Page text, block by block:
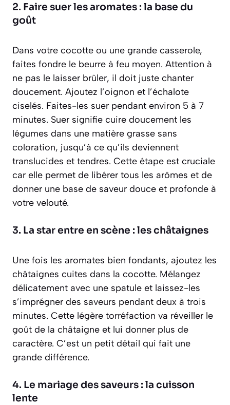
2. Faire suer les aromates : la base du
goût
Dans votre cocotte ou une grande casserole,
faites fondre le beurre à feu moyen. Attention à
ne pas le laisser brûler, il doit juste chanter
doucement. Ajoutez l’oignon et l’échalote
ciselés. Faites-les suer pendant environ 5 à 7
minutes. Suer signifie cuire doucement les
légumes dans une matière grasse sans
coloration, jusqu’à ce qu’ils deviennent
translucides et tendres. Cette étape est cruciale
car elle permet de libérer tous les arômes et de
donner une base de saveur douce et profonde à
votre velouté.
3. La star entre en scène : les châtaignes
Une fois les aromates bien fondants, ajoutez les
châtaignes cuites dans la cocotte. Mélangez
délicatement avec une spatule et laissez-les
s’imprégner des saveurs pendant deux à trois
minutes. Cette légère torréfaction va réveiller le
goût de la châtaigne et lui donner plus de
caractère. C’est un petit détail qui fait une
grande différence.
4. Le mariage des saveurs : la cuisson
lente